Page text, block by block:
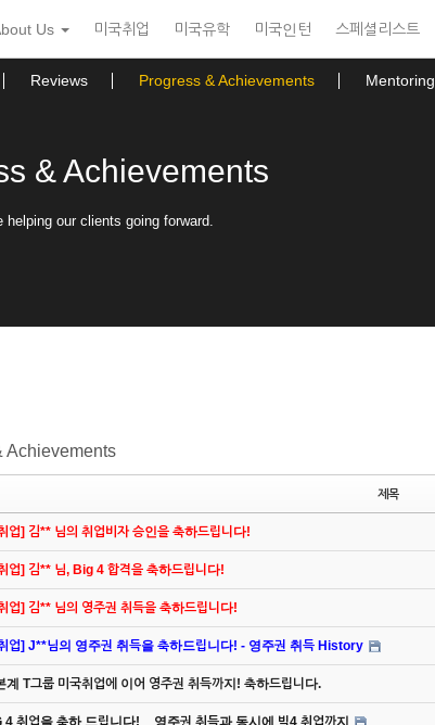
Us 미국취업 미국유학 미국인턴 스페셜리스트
Reviews Progress & Achievements Mentoring
& Achievements
helping our clients going forward.
Achievements
제목
업] 김** 님의 취업비자 승인을 축하드립니다!
업] 김** 님, Big 4 합격을 축하드립니다!
업] 김** 님의 영주권 취득을 축하드립니다!
업] J**님의 영주권 취득을 축하드립니다! - 영주권 취득 History
계 T그룹 미국취업에 이어 영주권 취득까지! 축하드립니다.
4 취업을 축하 드립니다! _ 영주권 취득과 동시에 빅4 취업까지